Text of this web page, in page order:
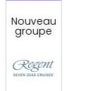
Nouveau
groupe